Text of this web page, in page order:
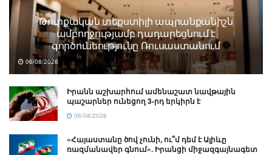
Թուրքական տեքստիլի ապրանքանիշն
ամբողջությամբ դադարեցնում է
գործունեությունը Ռուսաստանում
06/08/2026
Իրանն աշխարհում ամենաշատ նավթային
պաշարներ ունեցող 3-րդ երկիրն է
06/08/2026
«Հայաստանը ծով չունի, ու՞մ դեմ է Ալիևը
ռազմանավեր գնում». Իրանցի միջազգայնագետ